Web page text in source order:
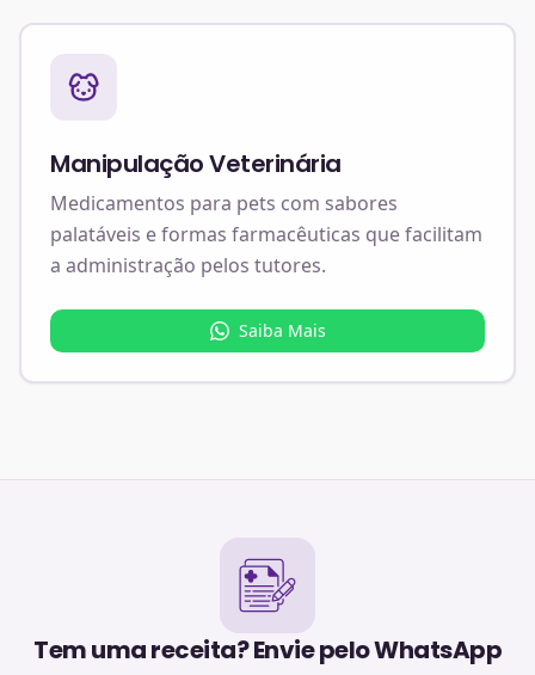
Manipulação Veterinária
Medicamentos para pets com sabores
palatáveis e formas farmacêuticas que facilitam
a administração pelos tutores.
Saiba Mais
Tem uma receita? Envie pelo WhatsApp